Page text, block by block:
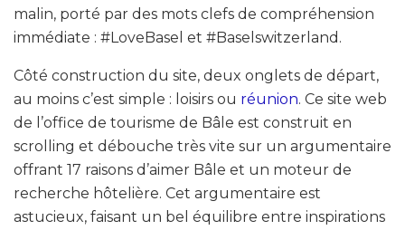
malin, porté par des mots clefs de compréhension
immédiate : #LoveBasel et #Baselswitzerland.
Côté construction du site, deux onglets de départ,
au moins c’est simple : loisirs ou réunion. Ce site web
de l’office de tourisme de Bâle est construit en
scrolling et débouche très vite sur un argumentaire
offrant 17 raisons d’aimer Bâle et un moteur de
recherche hôtelière. Cet argumentaire est
astucieux, faisant un bel équilibre entre inspirations